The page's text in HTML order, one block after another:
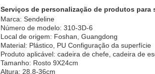
Serviços de personalização de produtos
Marca: Sendeline
Número de modelo: 310-3D-6
Local de origem: Foshan, Guangdong
Material: Plástico, PU Configuração da superfície
Produto aplicável: cadeira de chefe, cadeira de
Tamanho: Rosto 9X24cm
Altura: 28,8-36cm